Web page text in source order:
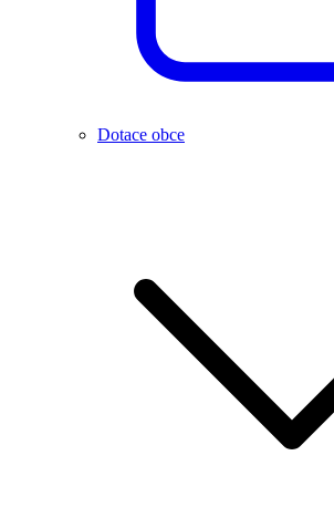
Dotace obce